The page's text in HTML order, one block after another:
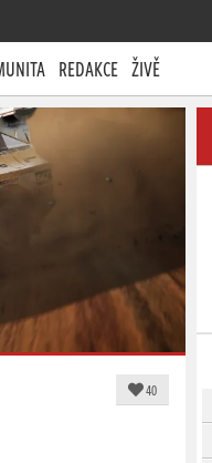
REDAKCE ŽIVĚ
40